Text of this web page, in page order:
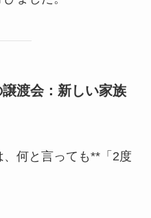
渡会：新しい家族
何と言っても**「2度